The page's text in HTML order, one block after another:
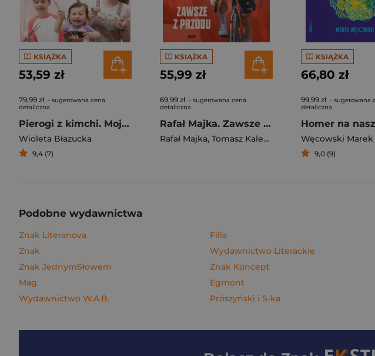
KSIĄŻKA
53,59 zł
79,99 zł - sugerowana cena
detaliczna
Pierogi z kimchi. Moje ulubione azjatyckie przepisy
Wioleta Błazucka
9,4 (7)
KSIĄŻKA
55,99 zł
69,99 zł - sugerowana cena
detaliczna
Rafał Majka. Zawsze z przodu. Rozmawia Tomasz Kalemba - książka z autografem
Rafał Majka, Tomasz Kalemba
KSIĄŻKA
66,80 zł
99,99 zł - sugerowana
detaliczna
Homer na
Węcowski Marek
9,0 (9)
Podobne wydawnictwa
Znak Literanova
Znak
Znak JednymSłowem
Mag
Wydawnictwo W.A.B.
Filia
Wydawnictwo Literackie
Znak Koncept
Egmont
Prószyński i S-ka